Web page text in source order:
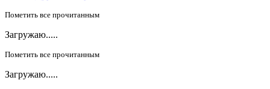
Пометить все прочитанным
Загружаю.....
Пометить все прочитанным
Загружаю.....